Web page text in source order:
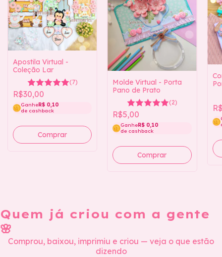
Apostila Virtual -
Coleção Lar
(7)
R$30,00
GanheR$ 0,10
de cashback
Molde Virtual - Porta
Pano de Prato
(2)
R$5,00
GanheR$ 0,10
de cashback
Quem já criou com a gente
🌸
Comprou, baixou, imprimiu e criou — veja o que estão
dizendo